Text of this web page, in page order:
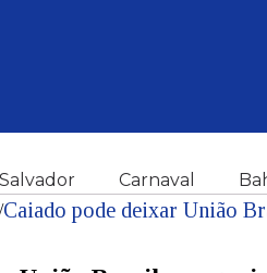
Salvador Carnaval
/